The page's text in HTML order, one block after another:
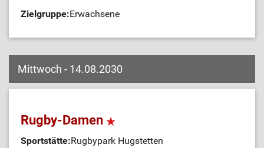
Zielgruppe:Erwachsene
Mittwoch - 14.08.2030
Rugby-Damen
Sportstätte:Rugbypark Hugstetten